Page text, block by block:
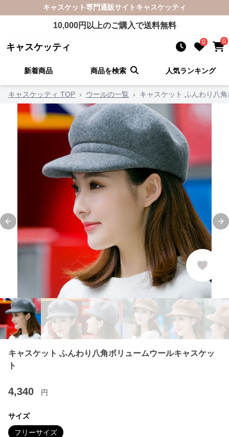
キャスケット専門通販サイト キャスケッティ
10,000円以上のご購入で送料無料
キャスケッティ 0 0
新着商品 商品を検索 人気ランキング
キャスケッティ TOP › ウールの一覧 › キャスケット ふんわり八
Previous slide
キャスケット ふんわり八角ボリュームウールキャスケッ
ト
4,340 円
サイズ
フリーサイズ